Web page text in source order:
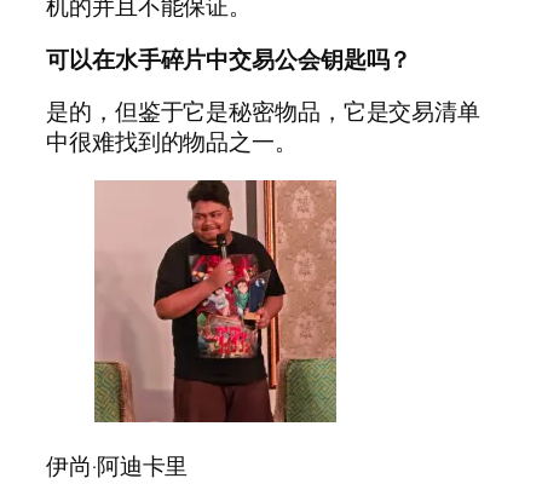
可以在水手碎片中交易公会钥匙吗？
是的，但鉴于它是秘密物品，它是交易清单
中很难找到的物品之一。
伊尚·阿迪卡里